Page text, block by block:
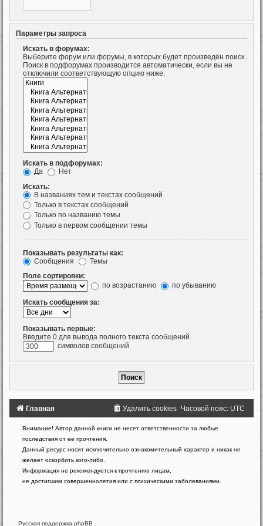
Параметры запроса
Искать в форумах:
Выберите форум или форумы, в которых будет произведён поиск.
Поиск в подфорумах производится автоматически, если вы не
отключили соответствующую опцию ниже.
Искать в подфорумах:
Да
Нет
Искать:
В названиях тем и текстах сообщений
Только в текстах сообщений
Только по названию темы
Только в первом сообщении темы
Показывать результаты как:
Сообщения
Темы
Поле сортировки:
по возрастанию
по убыванию
Искать сообщения за:
Показывать первые:
Введите 0 для вывода полного текста сообщений.
символов сообщений
Главная Часовой пояс: UTC
Удалить cookies
Внимание! Автор данной книги не несет ответственности за любые
последствия от ее прочтения.
Данный ресурс носит исключительно ознакомительный характер и никак не
желает оскорбить кого-либо.
Информация не рекомендуется к прочтению лицам,
не достигшим совершеннолетия или с психическими заболеваниями.
Создано
на
основе
phpBB®
Forum
Software
Русская поддержка phpBB